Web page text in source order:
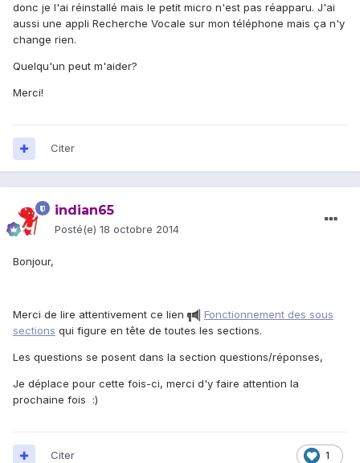
donc je l'ai réinstallé mais le petit micro n'est pas réapparu. J'ai
aussi une appli Recherche Vocale sur mon téléphone mais ça n'y
change rien.
Quelqu'un peut m'aider?
Merci!
Citer
indian65
Posté(e) 18 octobre 2014
Bonjour,
Merci de lire attentivement ce lien
Fonctionnement des sous
sections qui figure en tête de toutes les sections.
Les questions se posent dans la section questions/réponses,
Je déplace pour cette fois-ci, merci d'y faire attention la
prochaine fois :)
1
Citer